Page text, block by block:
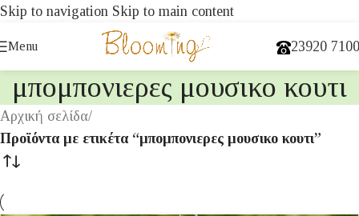
Skip to navigation Skip to main content
Menu 23920
μπομπονιερες μουσικο κουτι
Αρχική σελίδα/
Προϊόντα με ετικέτα “μπομπονιερες μουσικο κουτι”